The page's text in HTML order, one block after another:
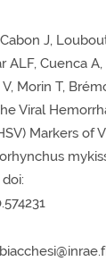
J,
ALF, Cuenca A,
Morin T,
Viral
Markers of
doi: